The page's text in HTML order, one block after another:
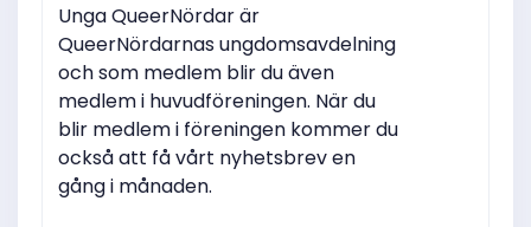
Unga QueerNördar är
QueerNördarnas ungdomsavdelning
och som medlem blir du även
medlem i huvudföreningen. När du
blir medlem i föreningen kommer du
också att få vårt nyhetsbrev en
gång i månaden.